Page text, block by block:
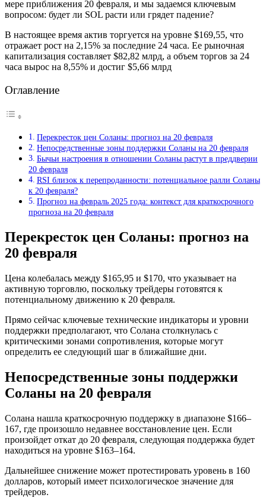
мере приближения 20 февраля, и мы задаемся ключевым
вопросом: будет ли SOL расти или грядет падение?
В настоящее время актив торгуется на уровне $169,55, что
отражает рост на 2,15% за последние 24 часа. Ее рыночная
капитализация составляет $82,82 млрд, а объем торгов за 24
часа вырос на 8,55% и достиг $5,66 млрд
Оглавление
Перекресток цен Соланы: прогноз на 20 февраля
Непосредственные зоны поддержки Соланы на 20 февраля
Бычьи настроения в отношении Соланы растут в преддверии
20 февраля
RSI близок к перепроданности: потенциальное ралли Соланы
к 20 февраля?
Прогноз на февраль 2025 года: контекст для краткосрочного
прогноза на 20 февраля
Перекресток цен Соланы: прогноз на
20 февраля
Цена колебалась между $165,95 и $170, что указывает на
активную торговлю, поскольку трейдеры готовятся к
потенциальному движению к 20 февраля.
Прямо сейчас ключевые технические индикаторы и уровни
поддержки предполагают, что Солана столкнулась с
критическими зонами сопротивления, которые могут
определить ее следующий шаг в ближайшие дни.
Непосредственные зоны поддержки
Соланы на 20 февраля
Солана нашла краткосрочную поддержку в диапазоне $166–
167, где произошло недавнее восстановление цен. Если
произойдет откат до 20 февраля, следующая поддержка будет
находиться на уровне $163–164.
Дальнейшее снижение может протестировать уровень в 160
долларов, который имеет психологическое значение для
трейдеров.